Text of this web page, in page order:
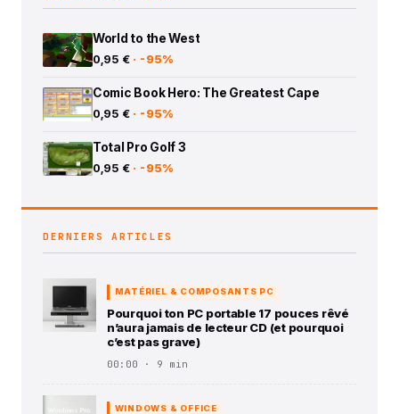
World to the West
0,95 € · -95%
Comic Book Hero: The Greatest Cape
0,95 € · -95%
Total Pro Golf 3
0,95 € · -95%
DERNIERS ARTICLES
MATÉRIEL & COMPOSANTS PC
Pourquoi ton PC portable 17 pouces rêvé
n’aura jamais de lecteur CD (et pourquoi
c’est pas grave)
00:00 · 9 min
WINDOWS & OFFICE